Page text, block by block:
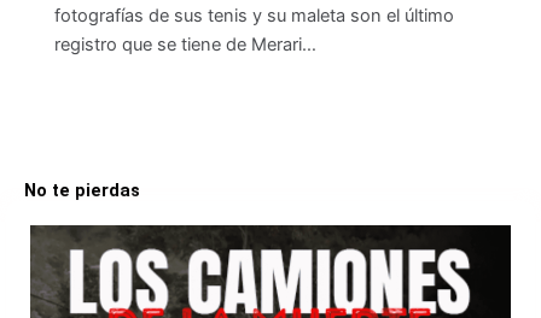
fotografías de sus tenis y su maleta son el último
registro que se tiene de Merari…
No te pierdas